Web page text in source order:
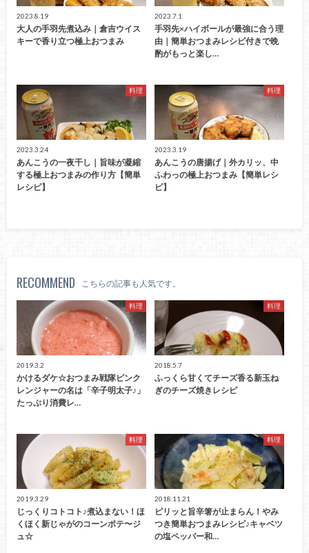
2023.8.19
大人の手羽先煮込み｜倉吉ウイス
キーで香り立つ極上おつまみ
2023.7.1
手羽先×ハイボールが最強に合う理
由｜簡単おつまみレシピ付きで晩
酌がもっと楽し…
料理
2023.3.24
あんこうの一夜干し｜旨味が凝縮
する極上おつまみの作り方【簡単
レシピ】
料理
2023.3.19
あんこうの唐揚げ｜外カリッ、中
ふわっの極上おつまみ【簡単レシ
ピ】
RECOMMEND こちらの記事も人気です。
料理
2019.3.2
かけるダケ☆おつまみ戦隊ピンク
レンジャーの名は「辛子明太子♪」
たっぷり消費レ…
料理
2018.5.7
ふっくら甘くてチーズ香る新玉ね
ぎのチーズ焼きレシピ
料理
2019.3.29
じっくりコトコト♪煮込まない！ほ
くほく新じゃがのコーンポテ〜ジ
ュ☆
料理
2018.11.21
ピリッと旨辛箸が止まらん！やみ
つき簡単おつまみレシピ♪キャベツ
の塩ペッパー和…